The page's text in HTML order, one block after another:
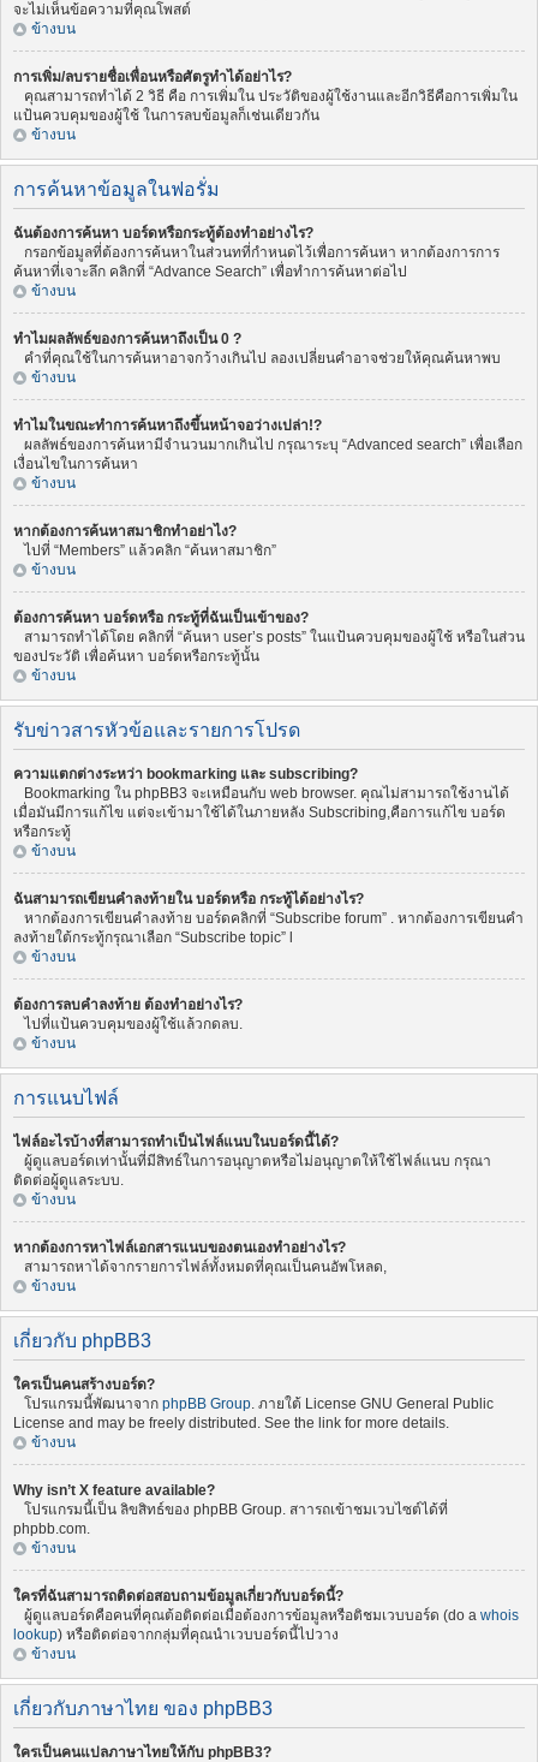
จะไม่เห็นข้อความที่คุณโพสต์
ข้างบน
การเพิ่ม/ลบรายชื่อเพื่อนหรือศัตรูทำได้อย่าไร?
คุณสามารถทำได้ 2 วิธี คือ การเพิ่มใน ประวัติของผู้ใช้งานและอีกวิธีคือการเพิ่มใน
แป้นควบคุมของผู้ใช้ ในการลบข้อมูลก็เช่นเดียวกัน
ข้างบน
การค้นหาข้อมูลในฟอรั่ม
ฉันต้องการค้นหา บอร์ดหรือกระทู้ต้องทำอย่างไร?
กรอกข้อมูลที่ต้องการค้นหาในส่วนทที่กำหนดไว้เพื่อการค้นหา หากต้องการการ
ค้นหาที่เจาะลึก คลิกที่ “Advance Search” เพื่อทำการค้นหาต่อไป
ข้างบน
ทำไมผลลัพธ์ของการค้นหาถึงเป็น 0 ?
คำที่คุณใช้ในการค้นหาอาจกว้างเกินไป ลองเปลี่ยนคำอาจช่วยให้คุณค้นหาพบ
ข้างบน
ทำไมในขณะทำการค้นหาถึงขึ้นหน้าจอว่างเปล่า!?
ผลลัพธ์ของการค้นหามีจำนวนมากเกินไป กรุณาระบุ “Advanced search” เพื่อเลือก
เงื่อนไขในการค้นหา
ข้างบน
หากต้องการค้นหาสมาชิกทำอย่าไง?
ไปที่ “Members” แล้วคลิก “ค้นหาสมาชิก”
ข้างบน
ต้องการค้นหา บอร์ดหรือ กระทู้ที่ฉันเป็นเข้าของ?
สามารถทำได้โดย คลิกที่ “ค้นหา user’s posts” ในแป้นควบคุมของผู้ใช้ หรือในส่วน
ของประวัติ เพื่อค้นหา บอร์ดหรือกระทู้นั้น
ข้างบน
รับข่าวสารหัวข้อและรายการโปรด
ความแตกต่างระหว่า bookmarking และ subscribing?
Bookmarking ใน phpBB3 จะเหมือนกับ web browser. คุณไม่สามารถใช้งานได้
เมื่อมันมีการแก้ไข แต่จะเข้ามาใช้ได้ในภายหลัง Subscribing,คือการแก้ไข บอร์ด
หรือกระทู้
ข้างบน
ฉันสามารถเขียนคำลงท้ายใน บอร์ดหรือ กระทู้ได้อย่างไร?
หากต้องการเขียนคำลงท้าย บอร์ดคลิกที่ “Subscribe forum” . หากต้องการเขียนคำ
ลงท้ายใต้กระทู้กรุณาเลือก “Subscribe topic” l
ข้างบน
ต้องการลบคำลงท้าย ต้องทำอย่างไร?
ไปที่แป้นควบคุมของผู้ใช้แล้วกดลบ.
ข้างบน
การแนบไฟล์
ไฟล์อะไรบ้างที่สามารถทำเป็นไฟล์แนบในบอร์ดนี้ได้?
ผู้ดูแลบอร์ดเท่านั้นที่มีสิทธ์ในการอนุญาตหรือไม่อนุญาตให้ใช้ไฟล์แนบ กรุณา
ติดต่อผู้ดูแลระบบ.
ข้างบน
หากต้องการหาไฟล์เอกสารแนบของตนเองทำอย่างไร?
สามารถหาได้จากรายการไฟล์ทั้งหมดที่คุณเป็นคนอัพโหลด,
ข้างบน
เกี่ยวกับ phpBB3
ใครเป็นคนสร้างบอร์ด?
โปรแกรมนี้พัฒนาจาก phpBB Group. ภายใต้ License GNU General Public
License and may be freely distributed. See the link for more details.
ข้างบน
Why isn’t X feature available?
โปรแกรมนี้เป็น ลิขสิทธ์ของ phpBB Group. สาารถเข้าชมเวบไซต์ได้ที่
phpbb.com.
ข้างบน
ใครที่ฉันสามารถติดต่อสอบถามข้อมูลเกี่ยวกับบอร์ดนี้?
ผู้ดูแลบอร์ดคือคนที่คุณต้อติดต่อเมื่อต้องการข้อมูลหรือติชมเวบบอร์ด (do a whois
lookup) หรือติดต่อจากกลุ่มที่คุณนำเวบบอร์ดนี้ไปวาง
ข้างบน
เกี่ยวกับภาษาไทย ของ phpBB3
ใครเป็นคนแปลภาษาไทยให้กับ phpBB3?